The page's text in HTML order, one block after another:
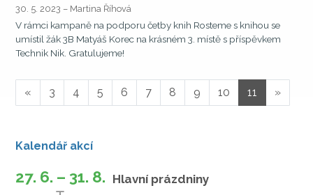
30. 5. 2023 – Martina Říhová
V rámci kampaně na podporu četby knih Rosteme s knihou se
umístil žák 3B Matyáš Korec na krásném 3. místě s příspěvkem
Technik Nik. Gratulujeme!
« 3 4 5 6 7 8 9 10 11 »
Kalendář akcí
27. 6. – 31. 8. Hlavní prázdniny